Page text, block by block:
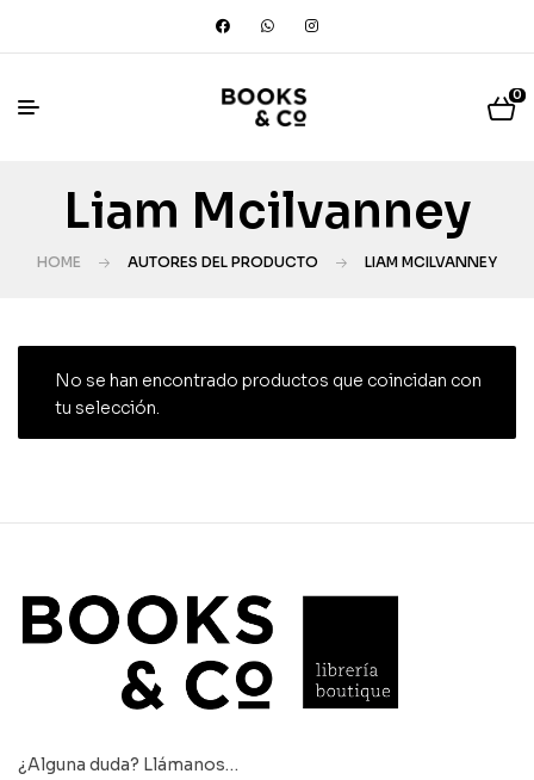
0
Liam Mcilvanney
HOME AUTORES DEL PRODUCTO LIAM MCILVANNEY
No se han encontrado productos que coincidan con
tu selección.
¿Alguna duda? Llámanos…